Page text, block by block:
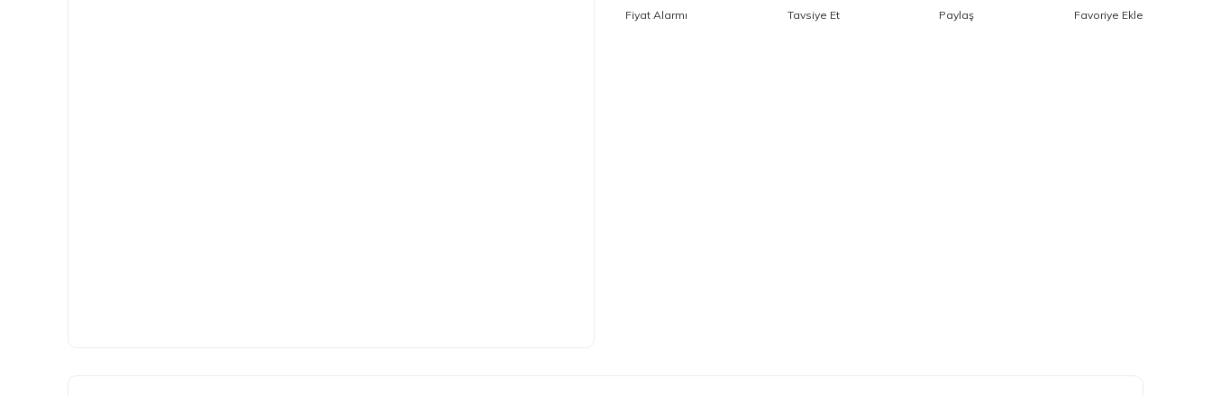
Fiyat Alarmı Tavsiye Et Paylaş